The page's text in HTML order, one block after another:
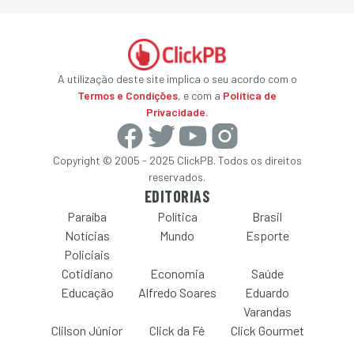
A utilização deste site implica o seu acordo com o
Termos e Condições, e com a Política de
Privacidade.
Copyright © 2005 - 2025 ClickPB. Todos os direitos
reservados.
EDITORIAS
Paraíba Política
Brasil
Notícias
Policiais
Mundo Esporte
Cotidiano Economia
Saúde
Educação
Alfredo Soares
Eduardo
Varandas
Clilson Júnior
Click da Fé Click Gourmet